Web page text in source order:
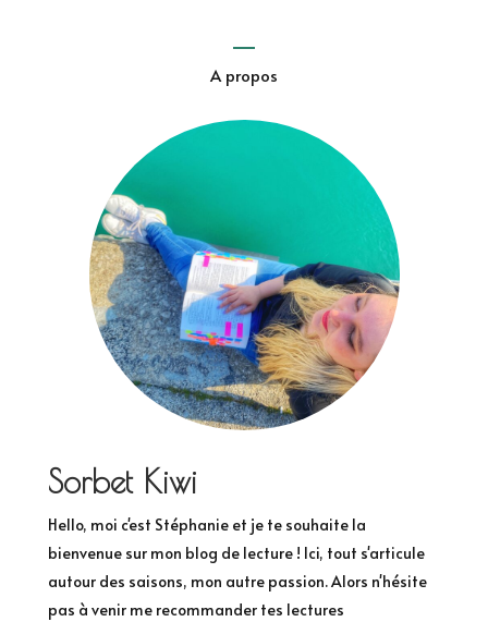
A propos
Sorbet Kiwi
Hello, moi c'est Stéphanie et je te souhaite la
bienvenue sur mon blog de lecture ! Ici, tout s'articule
autour des saisons, mon autre passion. Alors n'hésite
pas à venir me recommander tes lectures